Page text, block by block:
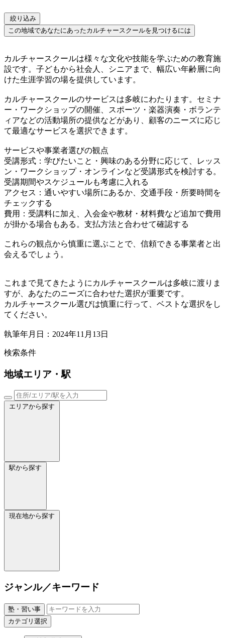
絞り込み
この地域であなたにあったカルチャースクールを見つけるには
カルチャースクールは様々な文化や技能を学ぶための教育施
設です。子どもから社会人、シニアまで、幅広い年齢層に向
けた生涯学習の場を提供しています。
カルチャースクールのサービスは多岐にわたります。セミナ
ー・ワークショップの開催、スポーツ・楽器演奏・ボランテ
ィアなどの活動場所の提供などがあり、顧客のニーズに応じ
て最適なサービスを選択できます。
サービスや事業者選びの観点
受講形式：学びたいこと・興味のある分野に応じて、レッス
ン・ワークショップ・オンラインなど受講形式を検討する。
受講期間やスケジュールも考慮に入れる
アクセス：通いやすい場所にあるか、交通手段・所要時間を
チェックする
費用：受講料に加え、入会金や教材・材料費など追加で費用
が掛かる場合もある。支払方法と合わせて確認する
これらの観点から慎重に選ぶことで、信頼できる事業者と出
会えるでしょう。
これまで見てきたようにカルチャースクールは多岐に渡りま
すが、あなたのニーズに合わせた選択が重要です。
カルチャースクール選びは慎重に行って、ベストな選択をし
てください。
執筆年月日：2024年11月13日
検索条件
地域エリア・駅
エリアから探す
駅から探す
現在地から探す
ジャンル／キーワード
塾・習い事
カテゴリ選択